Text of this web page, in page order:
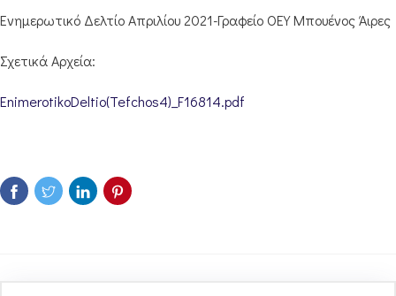
Ενημερωτικό Δελτίο Απριλίου 2021-Γραφείο ΟΕΥ Μπουένος Άιρες
Σχετικά Αρχεία:
EnimerotikoDeltio(Tefchos4)_F16814.pdf